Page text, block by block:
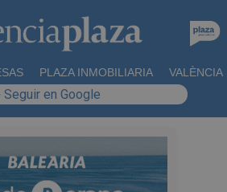
PLAZA INMOBILIARIA VALÈNCIA
Seguir en Google